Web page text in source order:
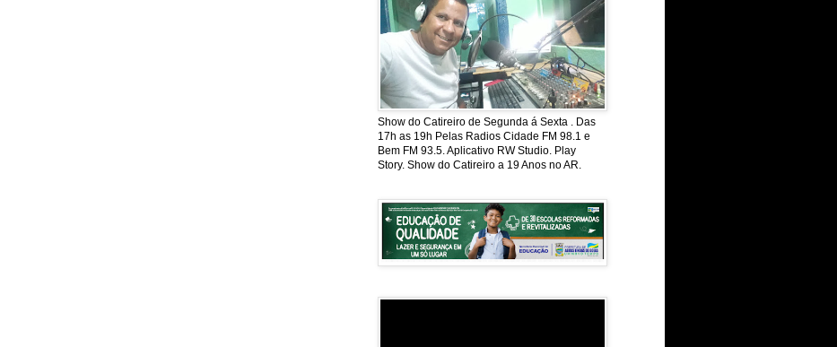
Show do Catireiro de Segunda á Sexta . Das
17h as 19h Pelas Radios Cidade FM 98.1 e
Bem FM 93.5. Aplicativo RW Studio. Play
Story. Show do Catireiro a 19 Anos no AR.